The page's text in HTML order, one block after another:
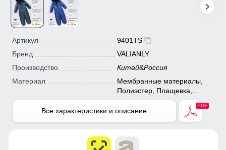
Артикул
9401TS
Бренд
VALIANLY
Производство
Китай&Россия
Материал
Мембранные материалы,
Полиэстер, Плащевка,
Тефлон
Все характеристики и описание